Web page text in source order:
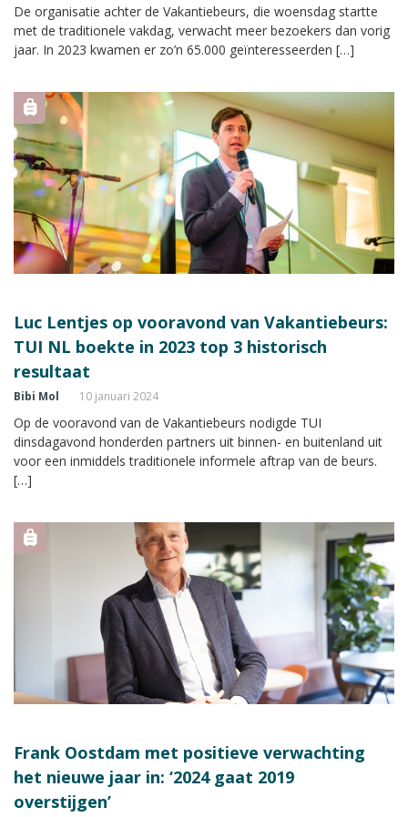
De organisatie achter de Vakantiebeurs, die woensdag startte
met de traditionele vakdag, verwacht meer bezoekers dan vorig
jaar. In 2023 kwamen er zo’n 65.000 geïnteresseerden […]
Luc Lentjes op vooravond van Vakantiebeurs:
TUI NL boekte in 2023 top 3 historisch
resultaat
Bibi Mol 10 januari 2024
Op de vooravond van de Vakantiebeurs nodigde TUI
dinsdagavond honderden partners uit binnen- en buitenland uit
voor een inmiddels traditionele informele aftrap van de beurs.
[…]
Frank Oostdam met positieve verwachting
het nieuwe jaar in: ‘2024 gaat 2019
overstijgen’